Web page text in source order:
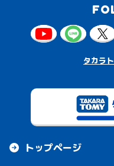
タカラ
トップページ